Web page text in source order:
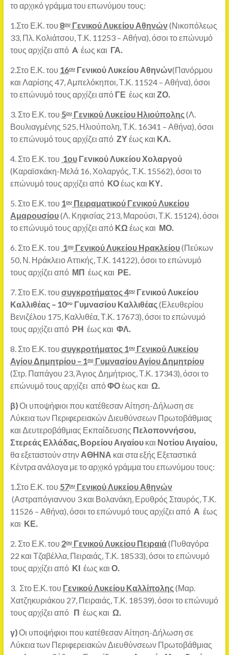
το αρχικό γράμμα του επωνύμου τους:
1.Στο Ε.Κ. του 8ουΓενικού Λυκείου Αθηνών (Νικοπόλεως
33, Πλ. Κολιάτσου, Τ.Κ. 11253 – Αθήνα), όσοι το επώνυμό
τους αρχίζει από Aέως και ΓΑ.
2.Στο Ε.Κ. του 16ου Γενικού Λυκείου Αθηνών(Πανόρμου
και Λαρίσης 47, Αμπελόκηποι, Τ.Κ. 11524 – Αθήνα), όσοι
το επώνυμό τους αρχίζει από ΓΕ έως και ΖΟ.
3. Στο Ε.Κ. του 5ουΓενικού Λυκείου Ηλιούπολης (Λ.
Βουλιαγμένης 525, Ηλιούπολη, Τ.Κ. 16341 – Αθήνα), όσοι
το επώνυμό τους αρχίζει από ΖΥέως και ΚΛ.
4. Στο Ε.Κ. του 1ου Γενικού Λυκείου Χολαργού
(Καραϊσκάκη-Μελά 16, Χολαργός, Τ.Κ. 15562), όσοι το
επώνυμό τους αρχίζει από ΚΟέως και ΚΥ.
5. Στο Ε.Κ. του 1ουΠειραματικού Γενικού Λυκείου
Αμαρουσίου(Λ. Κηφισίας 213, Μαρούσι, Τ.Κ. 15124), όσοι
το επώνυμό τους αρχίζει από ΚΩ έως και ΜΟ.
6. Στο Ε.Κ. του 1ουΓενικού Λυκείου Ηρακλείου(Πεύκων
50, Ν. Ηράκλειο Αττικής, Τ.Κ. 14122), όσοι το επώνυμό
τους αρχίζει από ΜΠ έως και ΡΕ.
7. Στο Ε.Κ. του συγκροτήματος 4ου Γενικού Λυκείου
Καλλιθέας – 10ουΓυμνασίου Καλλιθέας (Ελευθερίου
Βενιζέλου 175, Καλλιθέα, Τ.Κ. 17673), όσοι το επώνυμό
τους αρχίζει από ΡΗ έως και ΦΛ.
8. Στο Ε.Κ. του συγκροτήματος 1ουΓενικού Λυκείου
Αγίου Δημητρίου – 1ουΓυμνασίου Αγίου Δημητρίου
(Στρ. Παπάγου 23, Άγιος Δημήτριος, Τ.Κ. 17343), όσοι το
επώνυμό τους αρχίζει απόΦΟέως και Ω.
β)Οι υποψήφιοι που κατέθεσαν Αίτηση-Δήλωση σε
Λύκεια των Περιφερειακών Διευθύνσεων Πρωτοβάθμιας
και Δευτεροβάθμιας Εκπαίδευσης Πελοποννήσου,
Στερεάς Ελλάδας, Βορείου Αιγαίου και Νοτίου Αιγαίου,
θα εξεταστούν στην ΑΘΗΝΑ και στα εξής Εξεταστικά
Κέντρα ανάλογα με το αρχικό γράμμα του επωνύμου τους:
1.Στο Ε.Κ. του 57ουΓενικού Λυκείου Αθηνών
(Αστραπόγιαννου 3 και Βολανάκη, Ερυθρός Σταυρός, Τ.Κ.
11526 – Αθήνα), όσοι το επώνυμό τους αρχίζει από Α έως
και ΚΕ.
2. Στο Ε.Κ. του 2ουΓενικού Λυκείου Πειραιά(Πυθαγόρα
22 και Τζαβέλλα, Πειραιάς, Τ.Κ. 18533), όσοι το επώνυμό
τους αρχίζει από ΚΙ έως και Ο.
3. Στο Ε.Κ. του Γενικού Λυκείου Καλλίπολης (Μαρ.
Χατζηκυριάκου 27, Πειραιάς, Τ.Κ. 18539), όσοι το επώνυμό
τους αρχίζει από Π έως και Ω.
γ)Οι υποψήφιοι που κατέθεσαν Αίτηση-Δήλωση σε
Λύκεια των Περιφερειακών Διευθύνσεων Πρωτοβάθμιας